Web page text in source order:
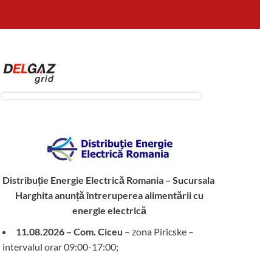
Distribuție Energie Electrică Romania – Sucursala
Harghitaanunță întreruperea alimentării cu
energie electrică
11.08.2026 – Com. Ciceu – zona Piricske –
intervalul orar 09:00-17:00;